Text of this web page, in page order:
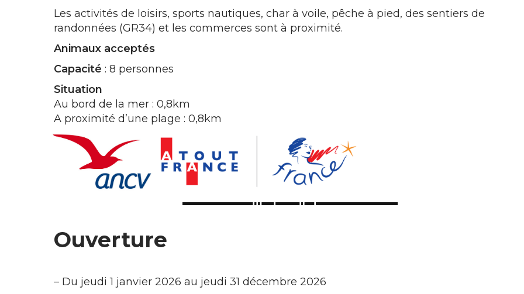
Les activités de loisirs, sports nautiques, char à voile, pêche à pied, des sentiers de
randonnées (GR34) et les commerces sont à proximité.
Animaux acceptés
Capacité : 8 personnes
Situation
Au bord de la mer : 0,8km
A proximité d’une plage : 0,8km
Ouverture
– Du jeudi 1 janvier 2026 au jeudi 31 décembre 2026